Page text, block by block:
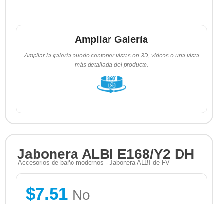
Ampliar Galería
Ampliar la galería puede contener vistas en 3D, videos o una vista
más detallada del producto.
Jabonera ALBI E168/Y2 DH
Accesorios de baño modernos - Jabonera ALBI de FV
$7.51 No